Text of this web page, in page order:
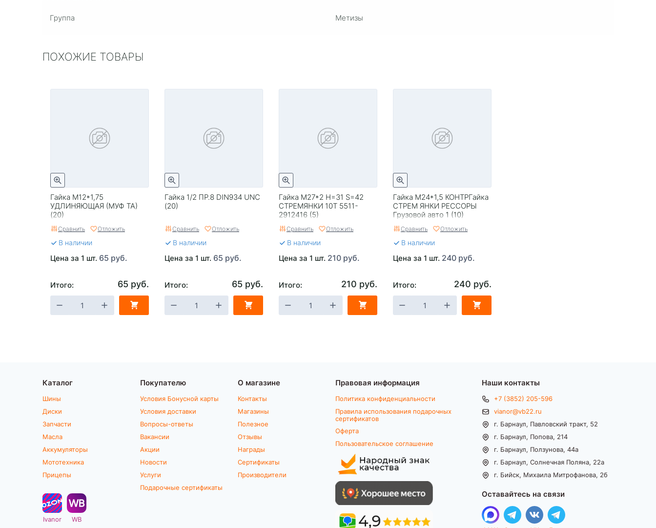
Группа Метизы
ПОХОЖИЕ ТОВАРЫ
Гайка М12*1,75
УДЛИНЯЮЩАЯ (МУФ ТА)
(20)
Сравнить Отложить
В наличии
Цена за 1 шт. 65 руб.
Итого: 65 руб.
Гайка 1/2 ПР.8 DIN934 UNC
(20)
Сравнить Отложить
В наличии
Цена за 1 шт. 65 руб.
Итого: 65 руб.
Гайка М27*2 H=31 S=42
СТРЕМЯНКИ 10Т 5511-
2912416 (5)
Сравнить Отложить
В наличии
Цена за 1 шт. 210 руб.
Итого: 210 руб.
Гайка М24*1,5 КОНТРГайка
СТРЕМ ЯНКИ РЕССОРЫ
Грузовой авто 1 (10)
Сравнить Отложить
В наличии
Цена за 1 шт. 240 руб.
Итого: 240 руб.
Каталог
Шины
Диски
Запчасти
Масла
Аккумуляторы
Мототехника
Прицепы
Ivanor WB
Покупателю
Условия Бонусной карты
Условия доставки
Вопросы-ответы
Вакансии
Акции
Новости
Услуги
Подарочные сертификаты
О магазине
Контакты
Магазины
Полезное
Отзывы
Награды
Сертификаты
Производители
Правовая информация
Политика конфиденциальности
Правила использования подарочных
сертификатов
Оферта
Пользовательское соглашение
Наши контакты
+7 (3852) 205-596
vianor@vb22.ru
г. Барнаул, Павловский тракт, 52
г. Барнаул, Попова, 214
г. Барнаул, Ползунова, 44а
г. Барнаул, Солнечная Поляна, 22а
г. Бийск, Михаила Митрофанова, 2б
Оставайтесь на связи